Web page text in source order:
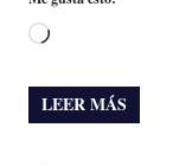
Cargando...
LEER MÁS